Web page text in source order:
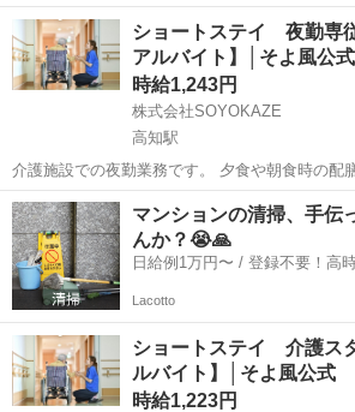
や身体介助（食事・入浴・排せつ・移乗など）
ションの企画・実施、ご利用報告などの書類作
い業務を担当。 チームで協力しながら...
高知 高知市 高知駅 介護
ショートステイ 夜勤専
アルバイト】│そよ風公式
時給1,243円
株式会社SOYOKAZE
高知駅
介護施設での夜勤業務です。 夕食や朝食時の配
起床時の移動や排泄介助など、夜間の生活支援
否確認、急変時の対応、介護記録の作成も行い
ロアや居室の清掃、洗濯、物品補充...
高知 高知市 介護
マンションの清掃、手伝
んか？😭🙏
日給例1万円〜 / 登録不
Lacotto
ショートステイ 介護ス
ルバイト】│そよ風公式
時給1,223円